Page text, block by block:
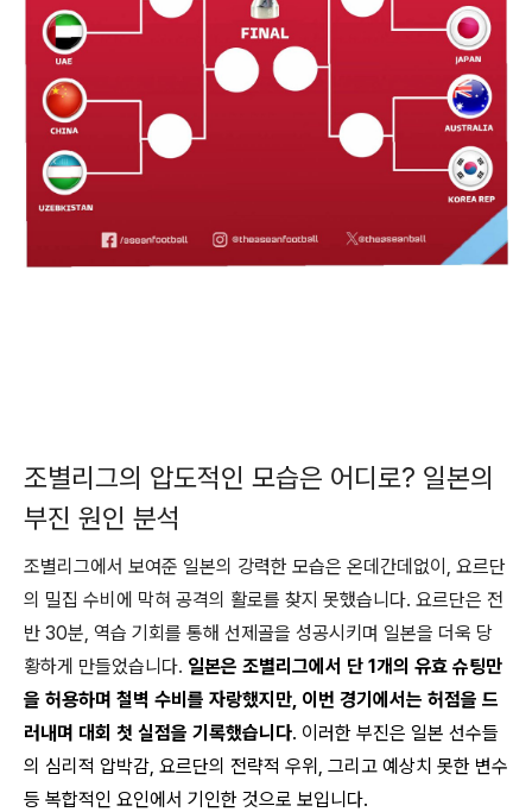
조별리그의 압도적인 모습은 어디로? 일본의
부진 원인 분석
조별리그에서 보여준 일본의 강력한 모습은 온데간데없이, 요르단
의 밀집 수비에 막혀 공격의 활로를 찾지 못했습니다. 요르단은 전
반 30분, 역습 기회를 통해 선제골을 성공시키며 일본을 더욱 당
황하게 만들었습니다. 일본은 조별리그에서 단 1개의 유효 슈팅만
을 허용하며 철벽 수비를 자랑했지만, 이번 경기에서는 허점을 드
러내며 대회 첫 실점을 기록했습니다. 이러한 부진은 일본 선수들
의 심리적 압박감, 요르단의 전략적 우위, 그리고 예상치 못한 변수
등 복합적인 요인에서 기인한 것으로 보입니다.